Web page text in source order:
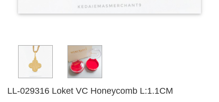
LL-029316 Loket VC Honeycomb L:1.1CM